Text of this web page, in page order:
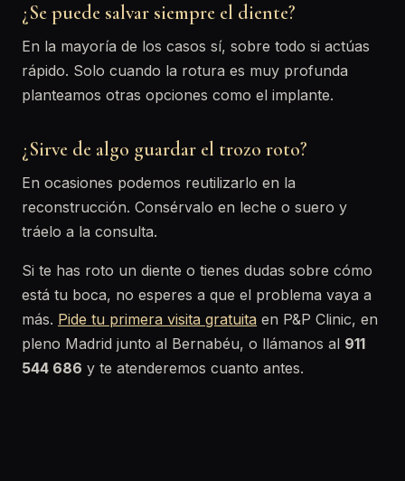
¿Se puede salvar siempre el diente?
En la mayoría de los casos sí, sobre todo si actúas
rápido. Solo cuando la rotura es muy profunda
planteamos otras opciones como el implante.
¿Sirve de algo guardar el trozo roto?
En ocasiones podemos reutilizarlo en la
reconstrucción. Consérvalo en leche o suero y
tráelo a la consulta.
Si te has roto un diente o tienes dudas sobre cómo
está tu boca, no esperes a que el problema vaya a
más. Pide tu primera visita gratuita en P&P Clinic, en
pleno Madrid junto al Bernabéu, o llámanos al 911
544 686 y te atenderemos cuanto antes.